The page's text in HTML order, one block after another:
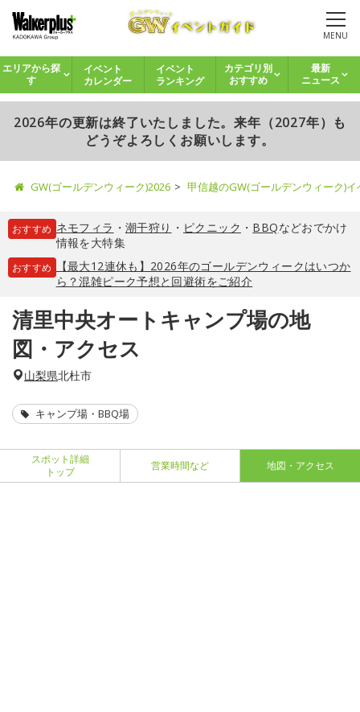
MENU
エリアから探
す
イベント
カレンダー
イベント
ランキング
カテゴリ別
おすすめ
最新
ニュース
2026年の更新は終了いたしました。来年（2027年）も
どうぞよろしくお願いします。
GW(ゴールデンウィーク)2026 甲信越のGW(ゴールデンウィーク)
おすすめ ネモフィラ ・ 潮干狩り ・ ピクニック ・ BBQなどおでかけ
情報を大特集
おすすめ
【最大12連休も】2026年のゴールデンウィークはいつか
ら？混雑ピーク予想と回避術をご紹介
清里中央オートキャンプ場の地
図・アクセス
山梨県北杜市
キャンプ場・BBQ場
スポット詳細
トップ
営業時間など 地図・アクセス